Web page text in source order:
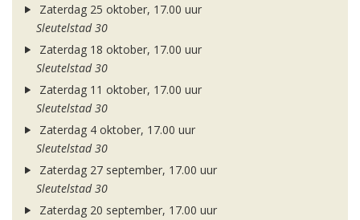
Zaterdag 25 oktober, 17.00 uur
Sleutelstad 30
Zaterdag 18 oktober, 17.00 uur
Sleutelstad 30
Zaterdag 11 oktober, 17.00 uur
Sleutelstad 30
Zaterdag 4 oktober, 17.00 uur
Sleutelstad 30
Zaterdag 27 september, 17.00 uur
Sleutelstad 30
Zaterdag 20 september, 17.00 uur